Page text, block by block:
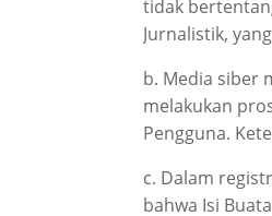
tidak
Jurnalistik,
b. Media siber
melakukan
Pengguna.
c. Dalam
bahwa Isi